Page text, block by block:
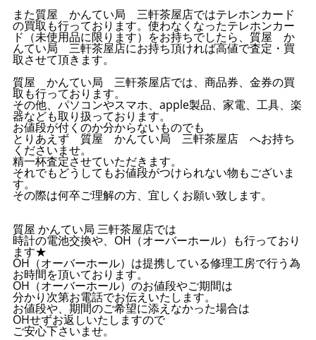
また質屋 かんてい局 三軒茶屋店ではテレホンカード
の買取も行っております。使わなくなったテレホンカー
ド（未使用品に限ります）をお持ちでしたら、質屋 か
んてい局 三軒茶屋店にお持ち頂ければ高値で査定・買
取させて頂きます。
質屋 かんてい局 三軒茶屋店では、商品券、金券の買
取も行っております。
その他、パソコンやスマホ、apple製品、家電、工具、楽
器なども取り扱っております。
お値段が付くのか分からないものでも
とりあえず 質屋 かんてい局 三軒茶屋店 へお持ち
くださいませ。
精一杯査定させていただきます。
それでもどうしてもお値段がつけられない物もございま
す。
その際は何卒ご理解の方、宜しくお願い致します。
質屋 かんてい局 三軒茶屋店では
時計の電池交換や、OH（オーバーホール）も行っており
ます★
OH（オーバーホール）は提携している修理工房で行う為
お時間を頂いております。
OH（オーバーホール）のお値段やご期間は
分かり次第お電話でお伝えいたします。
お値段や、期間のご希望に添えなかった場合は
OHせずお返しいたしますので
ご安心下さいませ。